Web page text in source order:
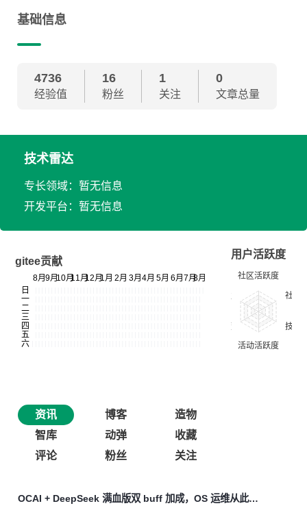
基础信息
4736
经验值
16
粉丝
1
关注
0
文章总量
技术雷达
专长领域：暂无信息
开发平台：暂无信息
gitee贡献
用户活跃度
资讯 博客
造物
智库
动弹
收藏
评论
粉丝 关注
OCAI + DeepSeek 满血版双 buff 加成，OS 运维从此告